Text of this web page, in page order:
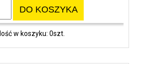
DO KOSZYKA
w koszyku: 0szt.